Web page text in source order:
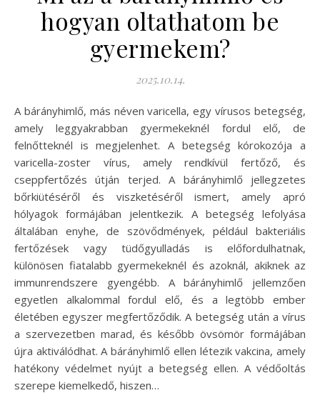
hogyan oltathatom be
gyermekem?
2025.10.14.
A bárányhimlő, más néven varicella, egy vírusos betegség,
amely leggyakrabban gyermekeknél fordul elő, de
felnőtteknél is megjelenhet. A betegség kórokozója a
varicella-zoster vírus, amely rendkívül fertőző, és
cseppfertőzés útján terjed. A bárányhimlő jellegzetes
bőrkiütéséről és viszketéséről ismert, amely apró
hólyagok formájában jelentkezik. A betegség lefolyása
általában enyhe, de szövődmények, például bakteriális
fertőzések vagy tüdőgyulladás is előfordulhatnak,
különösen fiatalabb gyermekeknél és azoknál, akiknek az
immunrendszere gyengébb. A bárányhimlő jellemzően
egyetlen alkalommal fordul elő, és a legtöbb ember
életében egyszer megfertőződik. A betegség után a vírus
a szervezetben marad, és később övsömör formájában
újra aktiválódhat. A bárányhimlő ellen létezik vakcina, amely
hatékony védelmet nyújt a betegség ellen. A védőoltás
szerepe kiemelkedő, hiszen…